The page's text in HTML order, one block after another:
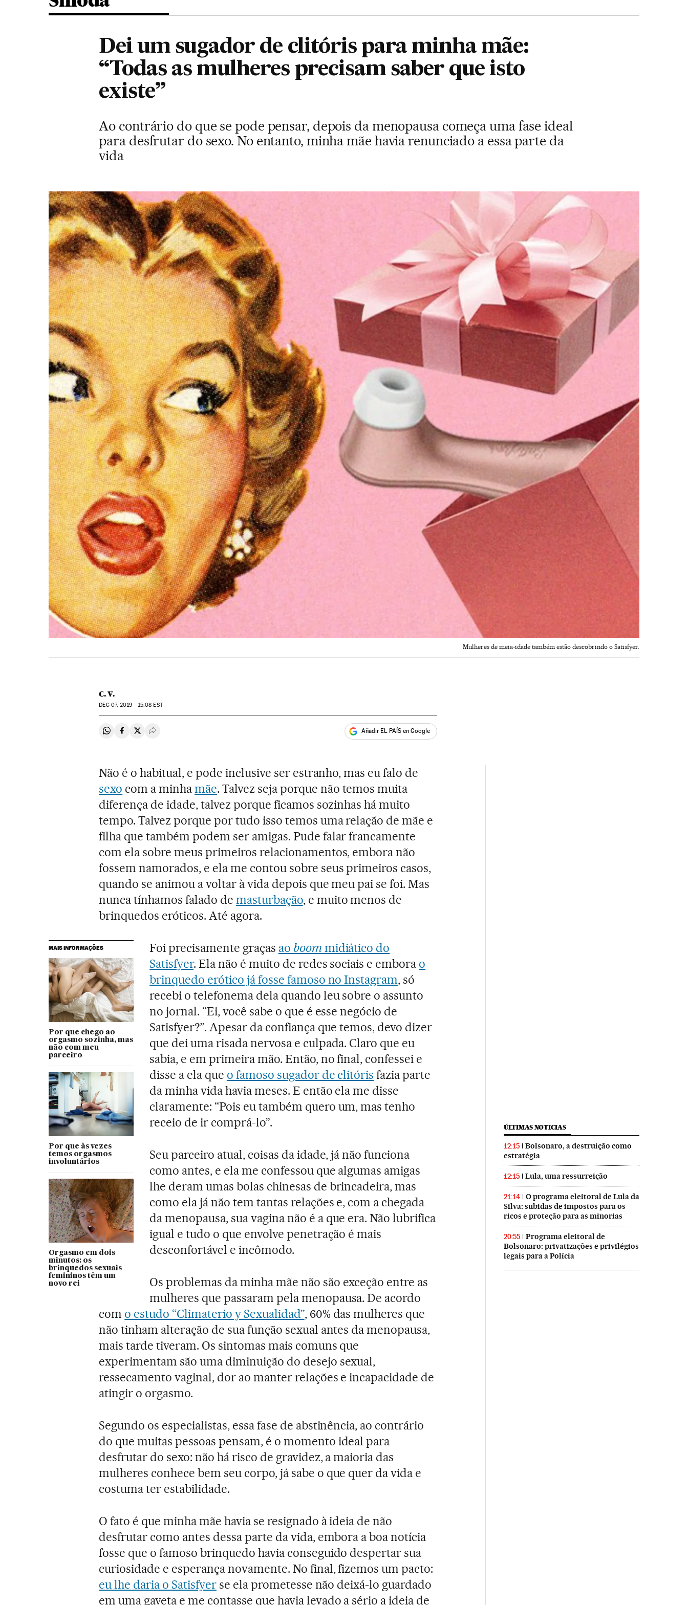
Dei um sugador de clitóris para minha mãe:
“Todas as mulheres precisam saber que isto
existe”
Ao contrário do que se pode pensar, depois da menopausa começa uma fase ideal
para desfrutar do sexo. No entanto, minha mãe havia renunciado a essa parte da
vida
Mulheres de meia-idade também estão descobrindo o Satisfyer.
C. V.
DEC07, 2019 - 15:08 EST
Compartir en Whatsapp
Compartir en Facebook
Compartir en Twitter
Desplegar Redes Sociales Añadir EL PAÍS en Google
Não é o habitual, e pode inclusive ser estranho, mas eu falo de
sexo com a minhamãe. Talvez seja porque não temos muita
diferença de idade, talvez porque ficamos sozinhas há muito
tempo. Talvez porque por tudo isso temos uma relação de mãe e
filha que também podem ser amigas. Pude falar francamente
com ela sobre meus primeiros relacionamentos, embora não
fossem namorados, e ela me contou sobre seus primeiros casos,
quando se animou a voltar à vida depois que meu pai se foi. Mas
nunca tínhamos falado de masturbação, e muito menos de
brinquedos eróticos. Até agora.
MAIS INFORMAÇÕES
Por que chego ao
orgasmo sozinha, mas
não com meu
parceiro
Por que às vezes
temos orgasmos
involuntários
Orgasmo em dois
minutos: os
brinquedos sexuais
femininos têm um
novo rei
Foi precisamente graças ao boom midiático do
Satisfyer. Ela não é muito de redes sociais e embora o
brinquedo erótico já fosse famoso no Instagram, só
recebi o telefonema dela quando leu sobre o assunto
no jornal. “Ei, você sabe o que é esse negócio de
Satisfyer?”. Apesar da confiança que temos, devo dizer
que dei uma risada nervosa e culpada. Claro que eu
sabia, e em primeira mão. Então, no final, confessei e
disse a ela que o famoso sugador de clitóris fazia parte
da minha vida havia meses. E então ela me disse
claramente: “Pois eu também quero um, mas tenho
receio de ir comprá-lo”.
Seu parceiro atual, coisas da idade, já não funciona
como antes, e ela me confessou que algumas amigas
lhe deram umas bolas chinesas de brincadeira, mas
como ela já não tem tantas relações e, com a chegada
da menopausa, sua vagina não é a que era. Não lubrifica
igual e tudo o que envolve penetração é mais
desconfortável e incômodo.
Os problemas da minha mãe não são exceção entre as
mulheres que passaram pela menopausa. De acordo
com o estudo “Climaterio y Sexualidad”, 60% das mulheres que
não tinham alteração de sua função sexual antes da menopausa,
mais tarde tiveram. Os sintomas mais comuns que
experimentam são uma diminuição do desejo sexual,
ressecamento vaginal, dor ao manter relações e incapacidade de
atingir o orgasmo.
Segundo os especialistas, essa fase de abstinência, ao contrário
do que muitas pessoas pensam, é o momento ideal para
desfrutar do sexo: não há risco de gravidez, a maioria das
mulheres conhece bem seu corpo, já sabe o que quer da vida e
costuma ter estabilidade.
O fato é que minha mãe havia se resignado à ideia de não
desfrutar como antes dessa parte da vida, embora a boa notícia
fosse que o famoso brinquedo havia conseguido despertar sua
curiosidade e esperança novamente. No final, fizemos um pacto:
eu lhe daria o Satisfyerse ela prometesse não deixá-lo guardado
em uma gaveta e me contasse que havia levado a sério a ideia de
ÚLTIMAS NOTICIAS
12:15
Bolsonaro, a destruição como
estratégia
12:15 Lula, uma ressurreição
21:14
O programa eleitoral de Lula da
Silva: subidas de impostos para os
ricos e proteção para as minorias
20:55
Programa eleitoral de
Bolsonaro: privatizações e privilégios
legais para a Polícia